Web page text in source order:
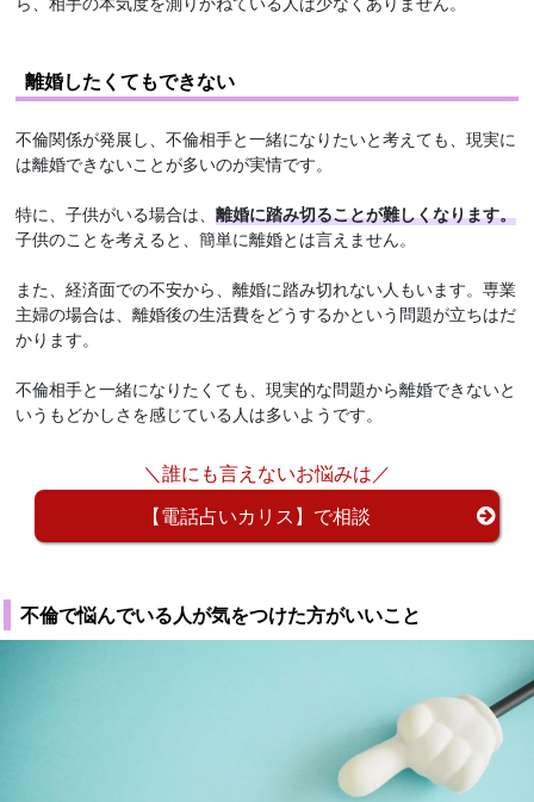
離婚したくてもできない
不倫関係が発展し、不倫相手と一緒になりたいと考えても、現実に
は離婚できないことが多いのが実情です。
特に、子供がいる場合は、離婚に踏み切ることが難しくなります。
子供のことを考えると、簡単に離婚とは言えません。
また、経済面での不安から、離婚に踏み切れない人もいます。専業
主婦の場合は、離婚後の生活費をどうするかという問題が立ちはだ
かります。
不倫相手と一緒になりたくても、現実的な問題から離婚できないと
いうもどかしさを感じている人は多いようです。
＼誰にも言えないお悩みは／
【電話占いカリス】で相談
不倫で悩んでいる人が気をつけた方がいいこと